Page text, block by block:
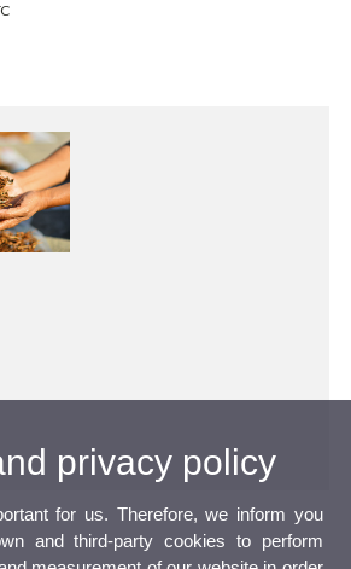
privacy policy
for us. Therefore, we inform you
and third-party cookies to perform